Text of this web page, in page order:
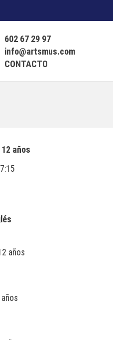
602 67 29 97
info@artsmus.com
CONTACTO
12 años
años